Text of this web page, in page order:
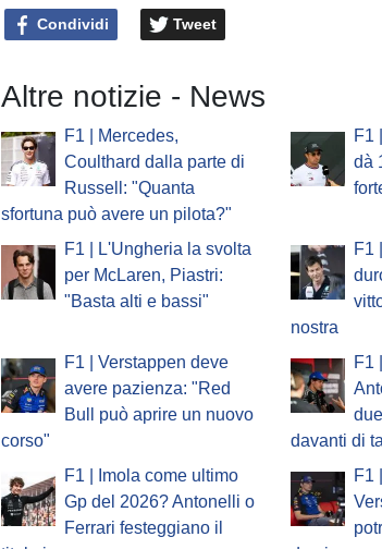
Condividi Tweet
Altre notizie - News
F1 | Mercedes,
Coulthard dalla parte di
Russell: "Quanta
sfortuna può avere un pilota?"
F1
dà
F1 | L'Ungheria la svolta
per McLaren, Piastri:
"Basta alti e bassi"
F1
nostra
F1 | Verstappen deve
avere pazienza: "Red
Bull può aprire un nuovo
corso"
F1
davanti di
F1 | Imola come ultimo
Gp del 2026? Antonelli o
Ferrari festeggiano il
F1